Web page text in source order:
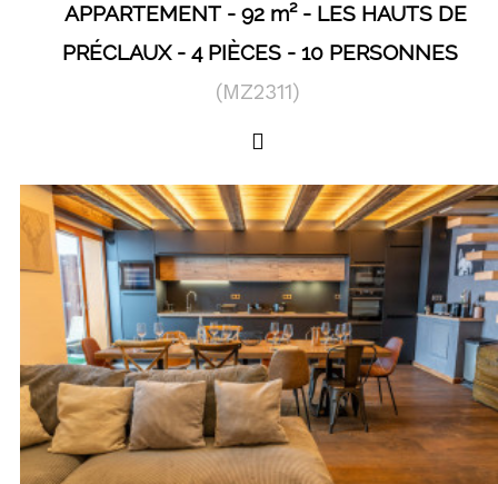
SÉJOURS & BONS PLANS
LOCALISATION
Les Orres 1650 centre station
Les Orres 1800 Bois Méan
Les Orres et ses hameaux
VISUALISER LE PLAN DES ORRES
BONS PLANS ACTIVITÉS
Carte Multi activités
Forfaits remontées mécaniques VTT
APPARTEMENT 92 m²
LES HAUTS DE
PRÉCLAUX
4 PIÈCES 10 PERSONNES
(MZ2311)